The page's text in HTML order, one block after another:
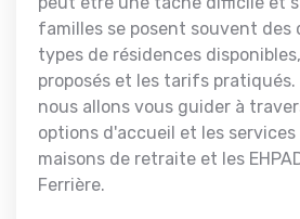
familles se posent souvent des
types de résidences
proposés et les tarifs
nous allons vous guider à
options d'accueil et les
maisons de retraite et les
Ferrière.